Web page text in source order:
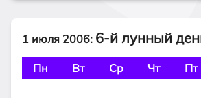
1 июля 2006: 6-й лунный
Пн Вт Ср Чт Пт